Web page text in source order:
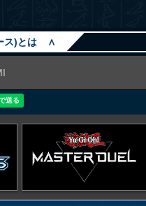
ス)とは ∧